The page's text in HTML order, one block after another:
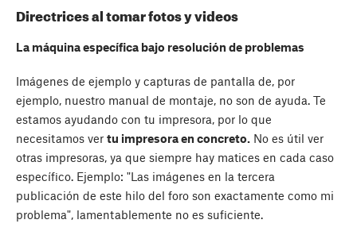
Directrices al tomar fotos y videos
La máquina específica bajo resolución de problemas
Imágenes de ejemplo y capturas de pantalla de, por
ejemplo, nuestro manual de montaje, no son de ayuda. Te
estamos ayudando con tu impresora, por lo que
necesitamos ver tu impresora en concreto. No es útil ver
otras impresoras, ya que siempre hay matices en cada caso
específico. Ejemplo: "Las imágenes en la tercera
publicación de este hilo del foro son exactamente como mi
problema", lamentablemente no es suficiente.